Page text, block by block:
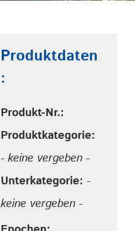
Produktdaten
:
Produkt-Nr.:
Produktkategorie:
- keine vergeben -
Unterkategorie: -
keine vergeben -